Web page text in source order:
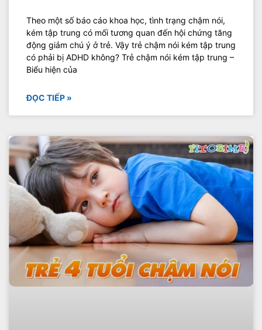
Theo một số báo cáo khoa học, tình trạng chậm nói,
kém tập trung có mối tương quan đến hội chứng tăng
động giảm chú ý ở trẻ. Vậy trẻ chậm nói kém tập trung
có phải bị ADHD không? Trẻ chậm nói kém tập trung –
Biểu hiện của
ĐỌC TIẾP »